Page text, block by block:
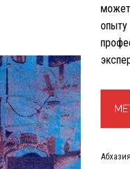
Абхазия